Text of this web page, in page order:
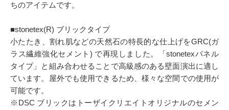
ちのアイテムです。
■stonetex(R) ブリックタイプ
小たたき、割れ肌などの天然石の特長的な仕上げをGRC(ガ
ラス繊維強化セメント) で再現しました。「stonetexパネル
タイプ」と組み合わせることで高級感のある壁面演出に適し
ています。屋外でも使用できるため、様々な空間での使用が
可能です。
※DSC ブリックはトーザイクリエイトオリジナルのセメン